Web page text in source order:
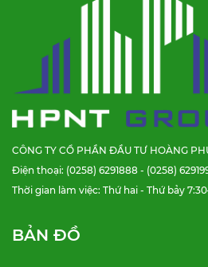
CÔNG TY CỔ PHẦN ĐẦU TƯ HOÀNG
Điện thoại: (0258) 6291888 - (0258)
Thời gian làm việc: Thứ hai - Thứ bảy
BẢN ĐỒ